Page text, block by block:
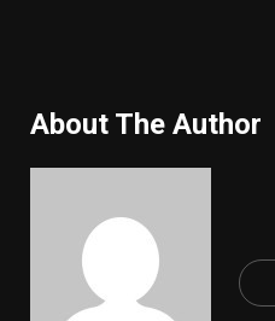
About The Author